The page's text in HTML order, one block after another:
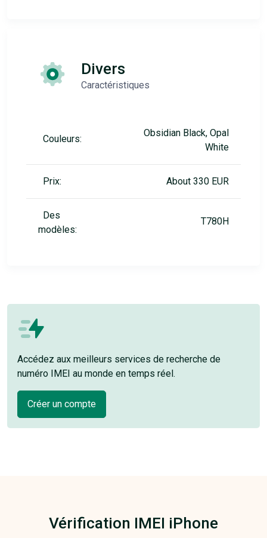
Divers
Caractéristiques
Couleurs:
Obsidian Black, Opal
White
Prix: About 330 EUR
Des
modèles:
T780H
Accédez aux meilleurs services de recherche de
numéro IMEI au monde en temps réel.
Créer un compte
Vérification IMEI iPhone